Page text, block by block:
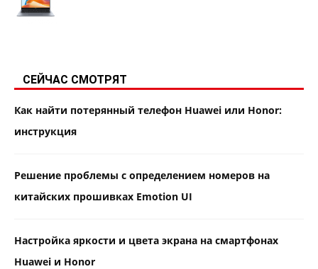
СЕЙЧАС СМОТРЯТ
Как найти потерянный телефон Huawei или Honor:
инструкция
Решение проблемы с определением номеров на
китайских прошивках Emotion UI
Настройка яркости и цвета экрана на смартфонах
Huawei и Honor